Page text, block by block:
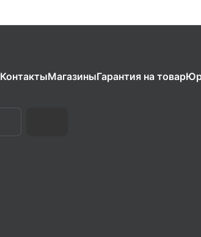
КонтактыМагазиныГарантия на товар